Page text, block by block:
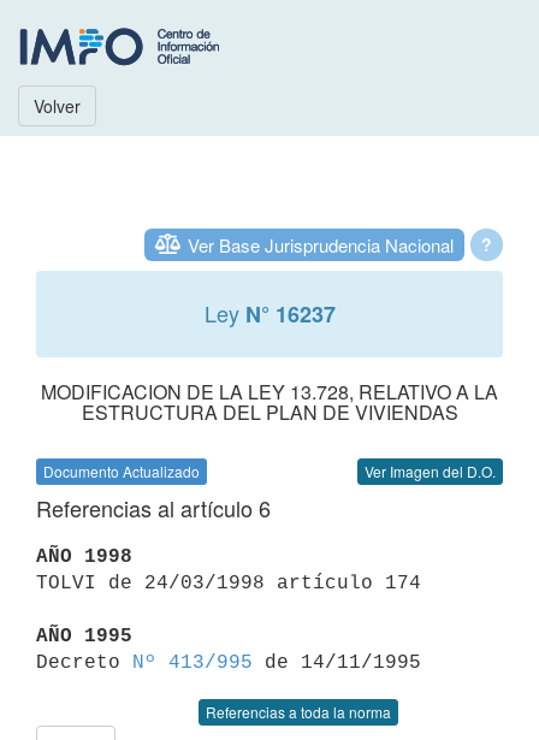
Volver
?
Ver Base Jurisprudencia Nacional
Ley N° 16237
MODIFICACION DE LA LEY 13.728, RELATIVO A LA
ESTRUCTURA DEL PLAN DE VIVIENDAS
Documento Actualizado Ver Imagen del D.O.
Referencias al artículo 6
AÑO 1998
TOLVI de 24/03/1998 artículo 174
AÑO 1995
Decreto
Nº 413/995
Referencias a toda la norma